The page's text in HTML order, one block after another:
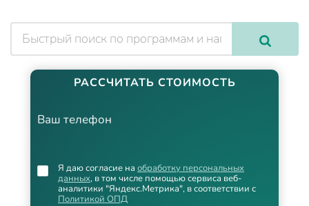
РАССЧИТАТЬ СТОИМОСТЬ
Ваш телефон
Я даю согласие на обработку персональных
данных, в том числе помощью сервиса веб-
аналитики "Яндекс.Метрика", в соответствии с
Политикой ОПД